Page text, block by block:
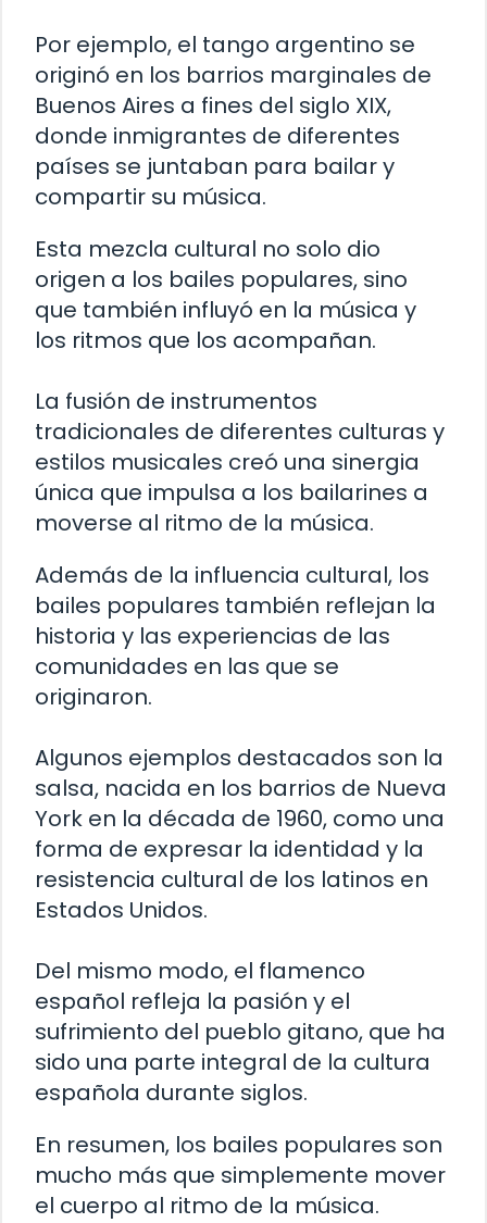
Por ejemplo, el tango argentino se
originó en los barrios marginales de
Buenos Aires a fines del siglo XIX,
donde inmigrantes de diferentes
países se juntaban para bailar y
compartir su música.
Esta mezcla cultural no solo dio
origen a los bailes populares, sino
que también influyó en la música y
los ritmos que los acompañan.
La fusión de instrumentos
tradicionales de diferentes culturas y
estilos musicales creó una sinergia
única que impulsa a los bailarines a
moverse al ritmo de la música.
Además de la influencia cultural, los
bailes populares también reflejan la
historia y las experiencias de las
comunidades en las que se
originaron.
Algunos ejemplos destacados son la
salsa, nacida en los barrios de Nueva
York en la década de 1960, como una
forma de expresar la identidad y la
resistencia cultural de los latinos en
Estados Unidos.
Del mismo modo, el flamenco
español refleja la pasión y el
sufrimiento del pueblo gitano, que ha
sido una parte integral de la cultura
española durante siglos.
En resumen, los bailes populares son
mucho más que simplemente mover
el cuerpo al ritmo de la música.